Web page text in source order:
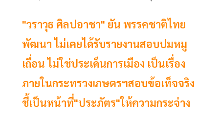
"วราวุธ ศิลปอาชา" ยัน พรรคชาติไทย
พัฒนา ไม่เคยได้รับรายงานสอบปมหมู
เถื่อน ไม่ใช่ประเด็นการเมือง เป็นเรื่อง
ภายในกระทรวงเกษตรฯสอบข้อเท็จจริง
ชี้เป็นหน้าที่"ประภัตร"ให้ความกระจ่าง